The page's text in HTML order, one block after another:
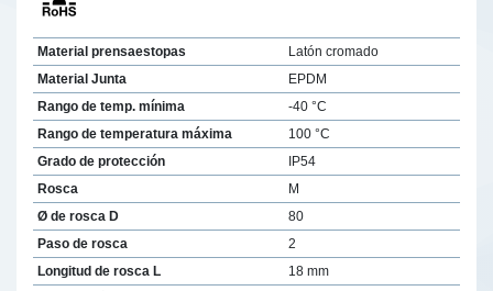
Material prensaestopas
Latón cromado
Material Junta
EPDM
Rango de temp. mínima
-40 °C
Rango de temperatura máxima
100 °C
Grado de protección
IP54
Rosca
M
Ø de rosca D
80
Paso de rosca
2
Longitud de rosca L
18 mm